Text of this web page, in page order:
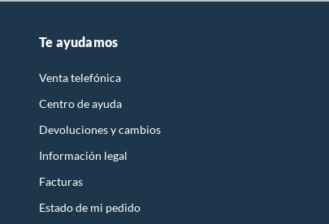
Te ayudamos
Venta telefónica
Centro de ayuda
Devoluciones y cambios
Información legal
Facturas
Estado de mi pedido